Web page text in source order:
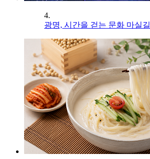
4.
광명, 시간을 걷는 문화 마실길